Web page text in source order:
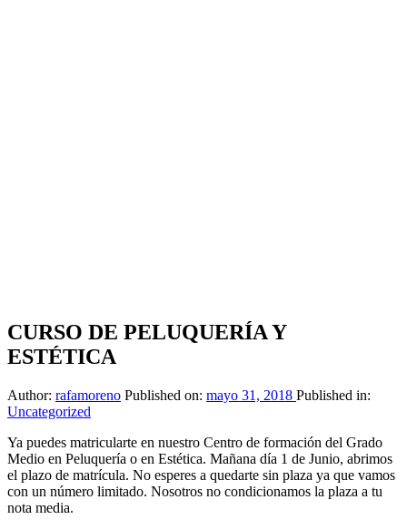
CURSO DE PELUQUERÍA Y
ESTÉTICA
Author: rafamoreno Published on: mayo 31, 2018 Published in:
Uncategorized
Ya puedes matricularte en nuestro Centro de formación del Grado
Medio en Peluquería o en Estética. Mañana día 1 de Junio, abrimos
el plazo de matrícula. No esperes a quedarte sin plaza ya que vamos
con un número limitado. Nosotros no condicionamos la plaza a tu
nota media.